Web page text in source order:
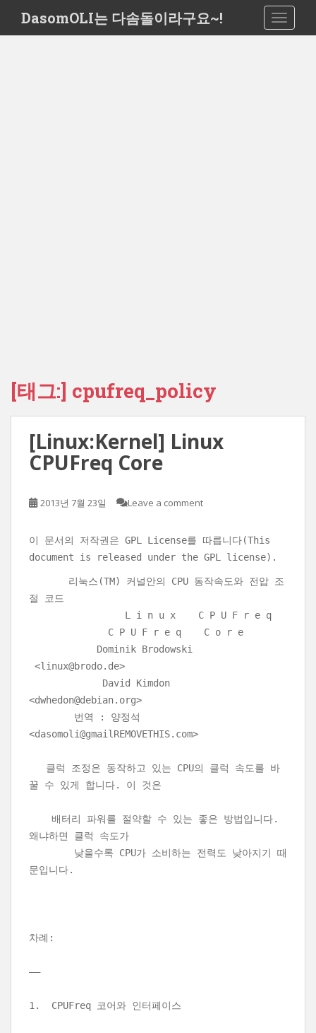
i
DasomOLI는 다솜돌이라구요~!
[태그:] cpufreq_policy
[Linux:Kernel] Linux
CPUFreq Core
2013년 7월 23일 Leave a comment
이 문서의 저작권은 GPL License를 따릅니다(This
document is released under the GPL license).
리눅스(TM) 커널안의 CPU 동작속도와 전압 조
절 코드
L i n u x C P U F r e q
C P U F r e q C o r e
Dominik Brodowski
<linux@brodo.de>
David Kimdon
<dwhedon@debian.org>
번역 : 양정석
<dasomoli@gmailREMOVETHIS.com>
클럭 조정은 동작하고 있는 CPU의 클럭 속도를 바
꿀 수 있게 합니다. 이 것은
배터리 파워를 절약할 수 있는 좋은 방법입니다.
왜냐하면 클럭 속도가
낮을수록 CPU가 소비하는 전력도 낮아지기 때
문입니다.
차례:
—–
1. CPUFreq 코어와 인터페이스